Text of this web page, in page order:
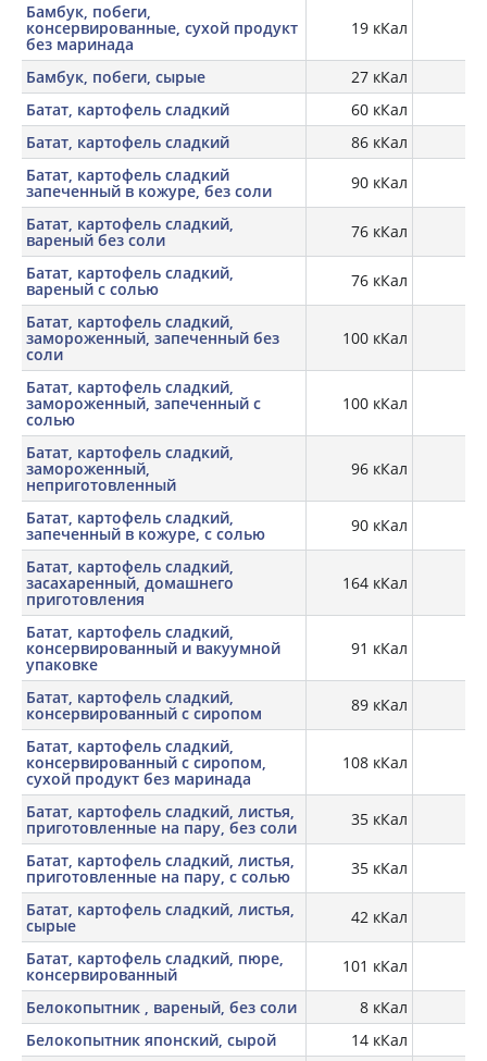
Бамбук, побеги,
консервированные, сухой продукт
без маринада
19 кКал
Бамбук, побеги, сырые 27 кКал
Батат, картофель сладкий
60 кКал
Батат, картофель сладкий
86 кКал
Батат, картофель сладкий
запеченный в кожуре, без соли 90 кКал
Батат, картофель сладкий,
вареный без соли 76 кКал
Батат, картофель сладкий,
вареный с солью 76 кКал
Батат, картофель сладкий,
замороженный, запеченный без
соли
100 кКал
Батат, картофель сладкий,
замороженный, запеченный с
солью
100 кКал
Батат, картофель сладкий,
замороженный,
неприготовленный
96 кКал
Батат, картофель сладкий,
запеченный в кожуре, с солью 90 кКал
Батат, картофель сладкий,
засахаренный, домашнего
приготовления
164 кКал
Батат, картофель сладкий,
консервированный и вакуумной
упаковке
91 кКал
Батат, картофель сладкий,
консервированный с сиропом 89 кКал
Батат, картофель сладкий,
консервированный с сиропом,
сухой продукт без маринада
108 кКал
Батат, картофель сладкий, листья,
приготовленные на пару, без соли 35 кКал
Батат, картофель сладкий, листья,
приготовленные на пару, с солью 35 кКал
Батат, картофель сладкий, листья,
сырые 42 кКал
Батат, картофель сладкий, пюре,
консервированный 101 кКал
Белокопытник , вареный, без соли
8 кКал
Белокопытник японский, сырой
14 кКал